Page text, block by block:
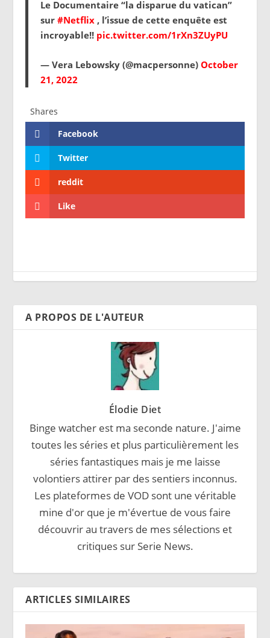
Le Documentaire “la disparue du vatican”
sur#Netflix , l’issue de cette enquête est
incroyable!! pic.twitter.com/1rXn3ZUyPU
— Vera Lebowsky (@macpersonne)October
21, 2022
Shares
Facebook
Twitter
reddit
Like
A PROPOS DE L'AUTEUR
Élodie Diet
Binge watcher est ma seconde nature. J'aime
toutes les séries et plus particulièrement les
séries fantastiques mais je me laisse
volontiers attirer par des sentiers inconnus.
Les plateformes de VOD sont une véritable
mine d'or que je m'évertue de vous faire
découvrir au travers de mes sélections et
critiques sur Serie News.
ARTICLES SIMILAIRES